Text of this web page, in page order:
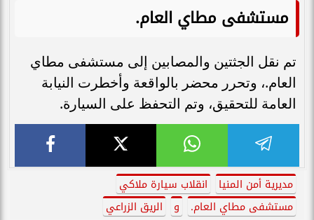
مستشفى مطاي العام.
تم نقل الجثتين والمصابين إلى مستشفى مطاي
العام.، وتحرر محضر بالواقعة وأخطرت النيابة
العامة للتحقيق، وتم التحفظ على السيارة.
مديرية أمن المنيا
انقلاب سيارة ملاكي
مستشفى مطاي العام.
و الريق الزراعي